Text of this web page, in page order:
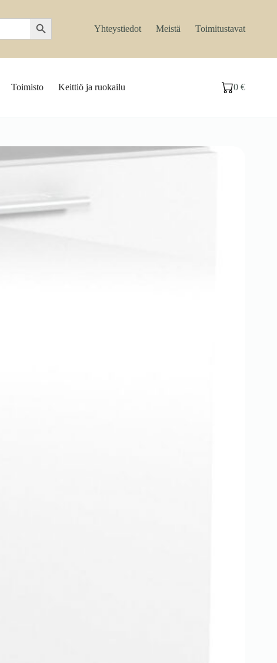
Search Button Yhteystiedot Meistä Toimitustavat
Toimisto Keittiö ja ruokailu Ostoskori
0€